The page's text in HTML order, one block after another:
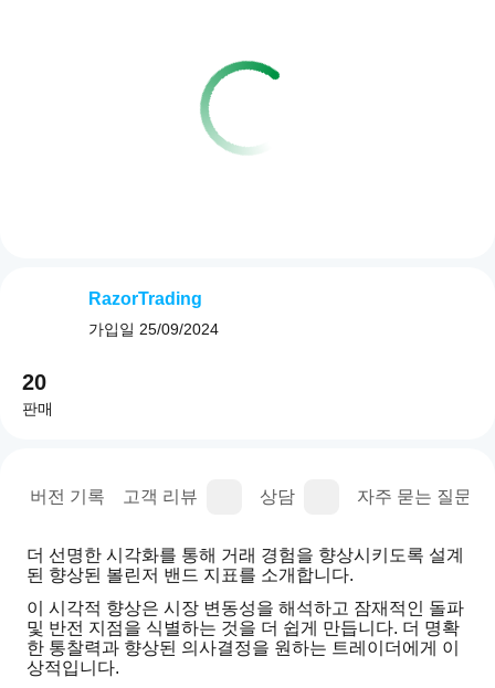
버전 기록 고객 리뷰 상담 자주 묻는 질문
더 선명한 시각화를 통해 거래 경험을 향상시키도록 설계
된 향상된 볼린저 밴드 지표를 소개합니다.
이 시각적 향상은 시장 변동성을 해석하고 잠재적인 돌파
및 반전 지점을 식별하는 것을 더 쉽게 만듭니다. 더 명확
한 통찰력과 향상된 의사결정을 원하는 트레이더에게 이
상적입니다.
RazorTrading
가입일 25/09/2024
20
판매